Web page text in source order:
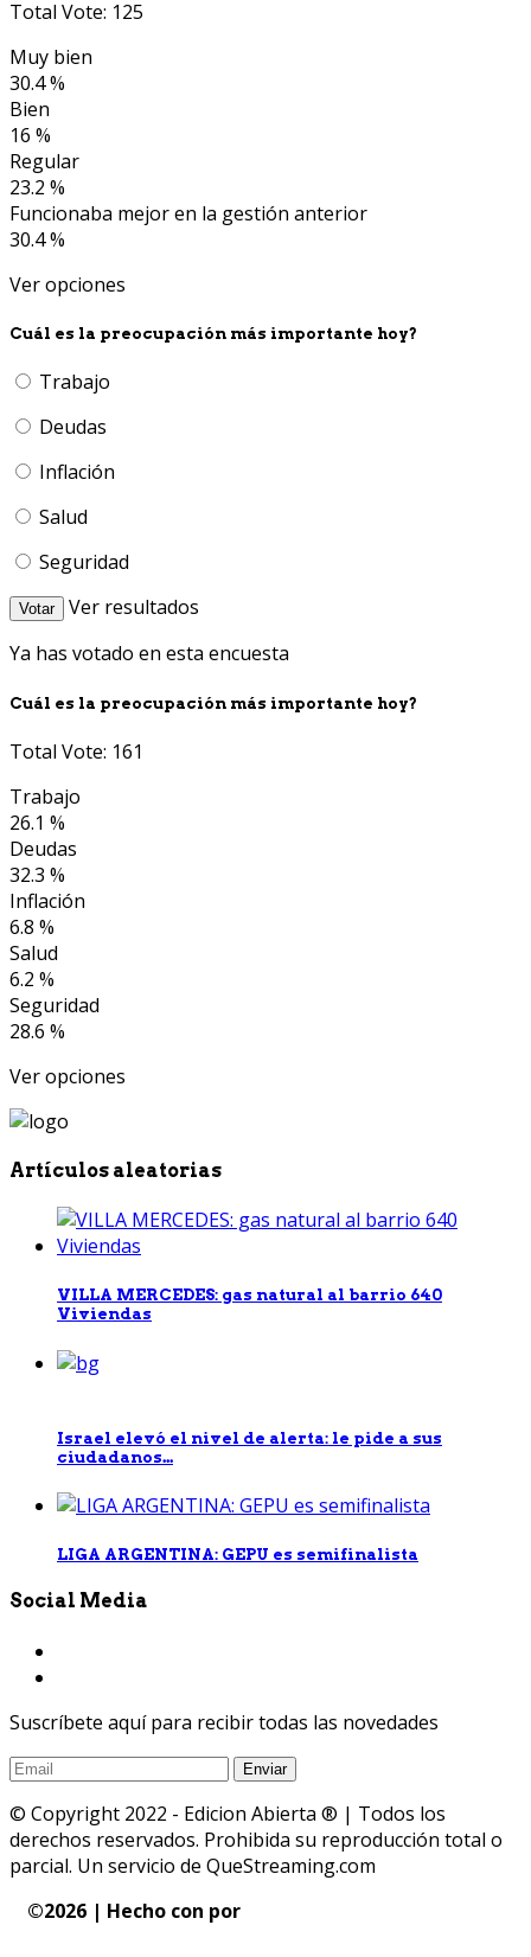
Total Vote: 125
Muy bien
30.4 %
Bien
16 %
Regular
23.2 %
Funcionaba mejor en la gestión anterior
30.4 %
Ver opciones
Cuál es la preocupación más importante hoy?
Trabajo
Deudas
Inflación
Salud
Seguridad
Votar
Ver resultados
Ya has votado en esta encuesta
Cuál es la preocupación más importante hoy?
Total Vote: 161
Trabajo
26.1 %
Deudas
32.3 %
Inflación
6.8 %
Salud
6.2 %
Seguridad
28.6 %
Ver opciones
Artículos aleatorias
VILLA MERCEDES: gas natural al barrio 640
Viviendas
Israel elevó el nivel de alerta: le pide a sus
ciudadanos...
LIGA ARGENTINA: GEPU es semifinalista
Social Media
Suscríbete aquí para recibir todas las novedades
© Copyright 2022 - Edicion Abierta ® | Todos los
derechos reservados. Prohibida su reproducción total o
parcial. Un servicio de QueStreaming.com
©2026 | Hecho con por